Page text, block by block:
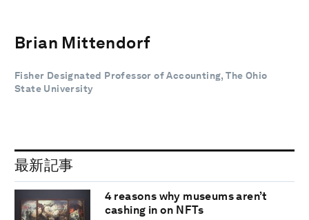
Brian Mittendorf
Fisher Designated Professor of Accounting, The Ohio
State University
最新記事
4 reasons why museums aren’t
cashing in on NFTs